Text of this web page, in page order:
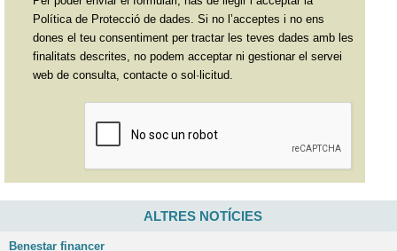
Política de Protecció de dades. Si no l’acceptes i no ens
dones el teu consentiment per tractar les teves dades amb les
finalitats descrites, no podem acceptar ni gestionar el servei
web de consulta, contacte o sol·licitud.
ALTRES NOTÍCIES
Benestar financer